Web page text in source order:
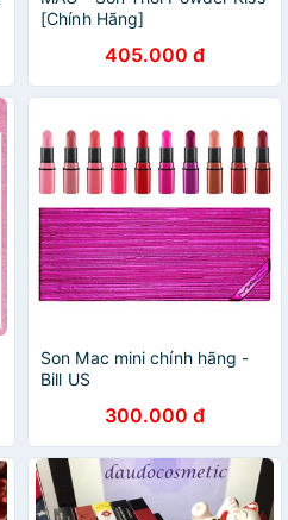
[Chính Hãng]
405.000 đ
Son Mac mini chính hãng -
Bill US
300.000 đ